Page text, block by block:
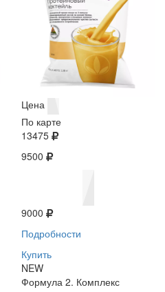
Цена
По карте
13475
9500
9000
Подробности
Купить
NEW
Формула 2. Комплекс